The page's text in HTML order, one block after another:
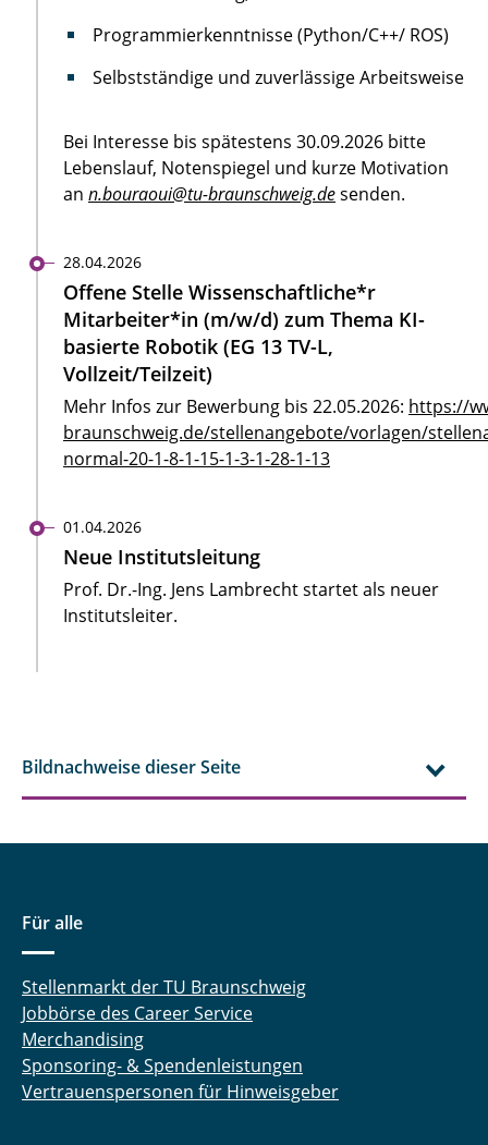
Programmierkenntnisse (Python/C++/ ROS)
Selbstständige und zuverlässige Arbeitsweise
Bei Interesse bis spätestens 30.09.2026 bitte
Lebenslauf, Notenspiegel und kurze Motivation
an n.bouraoui@tu-braunschweig.desenden.
28.04.2026
Offene Stelle Wissenschaftliche*r
Mitarbeiter*in (m/w/d) zum Thema KI-
basierte Robotik (EG 13 TV-L,
Vollzeit/Teilzeit)
Mehr Infos zur Bewerbung bis 22.05.2026: https://
braunschweig.de/stellenangebote/vorlagen/
normal-20-1-8-1-15-1-3-1-28-1-13
01.04.2026
Neue Institutsleitung
Prof. Dr.-Ing. Jens Lambrecht startet als neuer
Institutsleiter.
Bildnachweise dieser Seite
Für alle
Stellenmarkt der TU Braunschweig
Jobbörse des Career Service
Merchandising
Sponsoring- & Spendenleistungen
Vertrauenspersonen für Hinweisgeber